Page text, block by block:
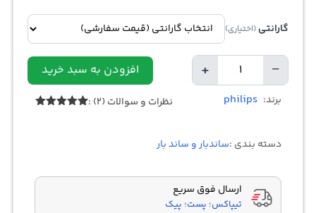
گارانتی (اختیاری)
−
Quantity
+ افزودن به سبد خرید
برند: philips نظرات و سوالات (2) :
دسته بندی :ساندبار و ساند بار
ارسال فوق سریع
تیپاکس؛ پست؛ پیک